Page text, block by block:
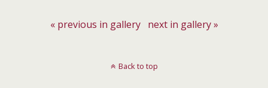
« previous in gallery next in gallery »
Back to top